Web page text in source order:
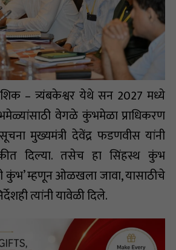
– त्र्यंबकेश्वर येथे सन 2027 मध्ये
वेगळे कुंभमेळा प्राधिकरण
मुख्यमंत्री देवेंद्र फडणवीस यांनी
दिल्या. तसेच हा सिंहस्थ कुंभ
कुंभ’ म्हणून ओळखला जावा, यासाठीचे
त्यांनी यावेळी दिले.